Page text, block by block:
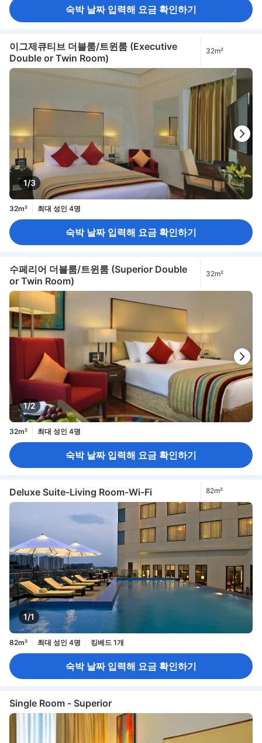
숙박 날짜 입력해 요금 확인하기
이그제큐티브 더블룸/트윈룸 (Executive
Double or Twin Room)
32m²
1/3
32m² 최대 성인 4명
숙박 날짜 입력해 요금 확인하기
수페리어 더블룸/트윈룸 (Superior Double
or Twin Room)
32m²
1/2
32m² 최대 성인 4명
숙박 날짜 입력해 요금 확인하기
Deluxe Suite-Living Room-Wi-Fi 82m²
1/1
82m² 최대 성인 4명 킹베드 1개
숙박 날짜 입력해 요금 확인하기
Single Room - Superior